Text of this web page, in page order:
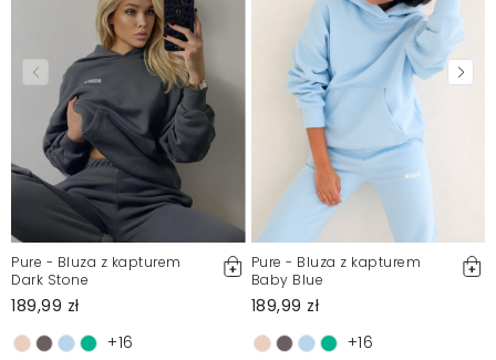
Pure - Bluza z kapturem
Dark Stone
189,99 zł
+16
Pure - Bluza z kapturem
Baby Blue
189,99 zł
+16